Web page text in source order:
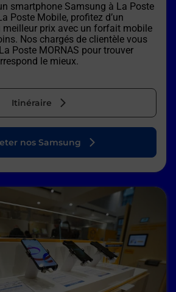
smartphone Samsung à La Poste
Poste Mobile, profitez d’un
meilleur prix avec un forfait mobile
Nos chargés de clientèle vous
La Poste MORNAS pour trouver
le mieux.
Itinéraire
nos Samsung